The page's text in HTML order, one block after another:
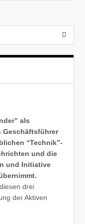
als
Geschäftsführer
“Technik”-
und die
und Initiative
drei
der Aktiven